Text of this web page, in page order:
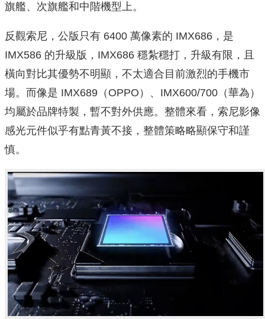
旗艦、次旗艦和中階機型上。
反觀索尼，公版只有 6400 萬像素的 IMX686，是
IMX586 的升級版，IMX686 穩紮穩打，升級有限，且
橫向對比其優勢不明顯，不太適合目前激烈的手機市
場。而像是 IMX689（OPPO）、IMX600/700（華為）
均屬於品牌特製，暫不對外供應。整體來看，索尼影像
感光元件似乎有點青黃不接，整體策略略顯保守和謹
慎。